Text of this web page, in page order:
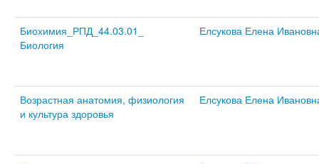
Биохимия_РПД_44.03.01_
Биология
Елсукова Елена
Возрастная анатомия, физиология
и культура здоровья
Елсукова Елена